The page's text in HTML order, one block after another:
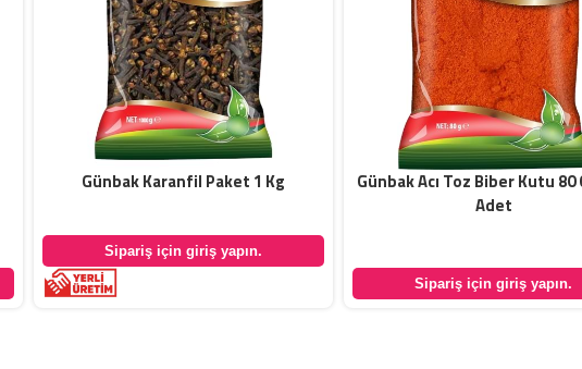
Günbak Karanfil Paket 1 Kg
Sipariş için giriş yapın.
Günbak Acı Toz Biber Kutu 80
Adet
Sipariş için giriş yapın.